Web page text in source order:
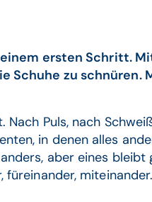
ersten Schritt.
Schuhe zu schnüren.
Puls, nach
in denen alles
aber eines
füreinander, miteinander.